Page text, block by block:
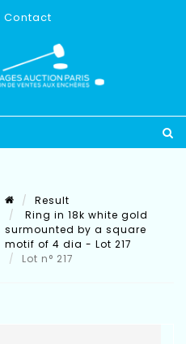
Contact
Result
Ring in 18k white gold
surmounted by a square
motif of 4 dia - Lot 217
Lot n° 217